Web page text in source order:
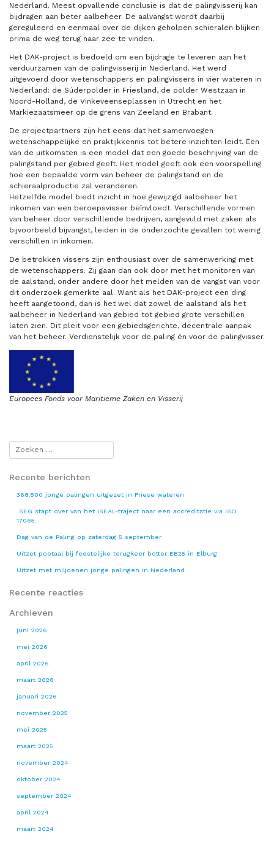
Nederland. Meest opvallende conclusie is dat de palingvisserij kan
bijdragen aan beter aalbeheer. De aalvangst wordt daarbij
gereguleerd en eenmaal over de dijken geholpen schieralen blijken
prima de weg terug naar zee te vinden.
Het DAK-project is bedoeld om een bijdrage te leveren aan het
verduurzamen van de palingvisserij in Nederland. Het werd
uitgevoerd door wetenschappers en palingvissers in vier wateren in
Nederland: de Súderpolder in Friesland, de polder Westzaan in
Noord-Holland, de Vinkeveenseplassen in Utrecht en het
Markiezaatsmeer op de grens van Zeeland en Brabant.
De projectpartners zijn het eens dat het samenvoegen
wetenschappelijke en praktijkkennis tot betere inzichten leidt. Een
van de uitkomsten is een model dat een goede beschrijving van de
palingstand per gebied geeft. Het model geeft ook een voorspelling
hoe een bepaalde vorm van beheer de palingstand en de
schieraalproductie zal veranderen.
Hetzelfde model biedt inzicht in hoe gewijzigd aalbeheer het
inkomen van een beroepsvisser beïnvloedt. Verschillende vormen
van beheer door verschillende bedrijven, aangevuld met zaken als
bijvoorbeeld bijvangst, leiden in de onderzochte gevallen tot weinig
verschillen in inkomen.
De betrokken vissers zijn enthousiast over de samenwerking met
de wetenschappers. Zij gaan dan ook door met het monitoren van
de aalstand, onder andere door het melden van de vangst van voor
dit onderzoek gemerkte aal. Want als het DAK-project een ding
heeft aangetoond, dan is het wel dat zowel de aalstand als het
aalbeheer in Nederland van gebied tot gebied grote verschillen
laten zien. Dit pleit voor een gebiedsgerichte, decentrale aanpak
van het beheer. Verdienstelijk voor de paling én voor de palingvisser.
Europees Fonds voor Maritieme Zaken en Visserij
Recente berichten
368.500 jonge palingen uitgezet in Friese wateren
SEG stapt over van het ISEAL-traject naar een accreditatie via ISO
17065.
Dag van de Paling op zaterdag 5 september
Uitzet pootaal bij feestelijke terugkeer botter EB25 in Elburg
Uitzet met miljoenen jonge palingen in Nederland
Recente reacties
Archieven
juni 2026
mei 2026
april 2026
maart 2026
januari 2026
november 2025
mei 2025
maart 2025
november 2024
oktober 2024
september 2024
april 2024
maart 2024